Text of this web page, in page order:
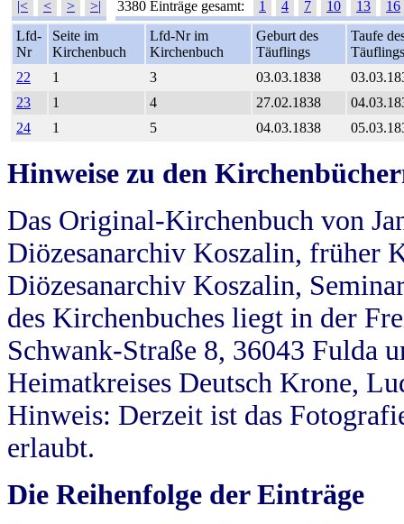
|< < > >| 3380 Einträge gesamt: 1 4 7 10 13
16
Lfd-
Nr
Seite im
Kirchenbuch
Lfd-Nr im
Kirchenbuch
Geburt des
Täuflings
Taufe
Täuflings
22
1 3 03.03.1838
23
1 4 27.02.1838
24
1 5 04.03.1838
Hinweise zu den
Das Original-Kirchenbuch von
Diözesanarchiv Koszalin, früher
Diözesanarchiv Koszalin,
des Kirchenbuches liegt in der
Schwank-Straße 8, 36043 Fulda
Heimatkreises Deutsch Krone,
Hinweis: Derzeit ist das
erlaubt.
Die Reihenfolge der Einträge